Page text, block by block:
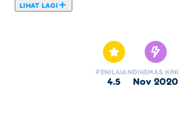
LIHAT LAGI
PENILAIAN
4.5
DIKEMAS KINI
Nov 2020